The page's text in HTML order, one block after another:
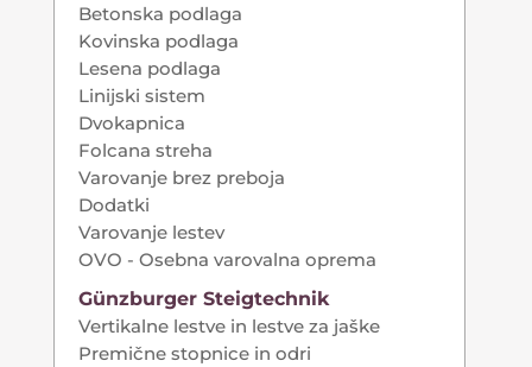
Betonska podlaga
Kovinska podlaga
Lesena podlaga
Linijski sistem
Dvokapnica
Folcana streha
Varovanje brez preboja
Dodatki
Varovanje lestev
OVO - Osebna varovalna oprema
Günzburger Steigtechnik
Vertikalne lestve in lestve za jaške
Premične stopnice in odri